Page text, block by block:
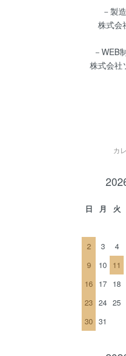
－製
株式会
－WEB
株式会社
カ
日 月 火
2
3 4
9
10 11
16 17 18
23 24 25
30 31